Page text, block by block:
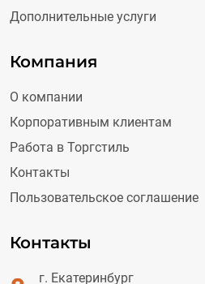
Дополнительные услуги
Компания
О компании
Корпоративным клиентам
Работа в Торгстиль
Контакты
Пользовательское соглашение
Контакты
г. Екатеринбург